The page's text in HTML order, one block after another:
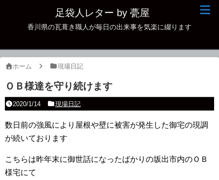
足袋人レター by 甍屋
香川県の瓦葺き職人が毎日の出来事を気楽に綴ります
ホーム 現場日記
ＯＢ様達を守り続けます
2020/1/14 現場日記
数日前の強風により屋根や壁に被害が発生した御宅の現調
が続いております
こちらは昨年末に御世話になったばかりの坂出市内のＯＢ
様宅にて
現場日記
古瓦
本日の一品
その他